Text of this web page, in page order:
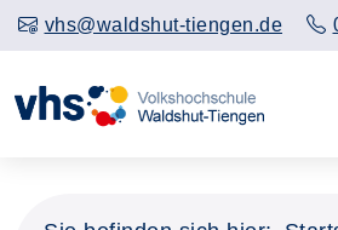
vhs@waldshut-tiengen.de